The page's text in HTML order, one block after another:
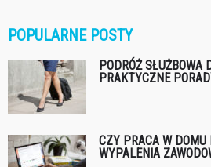
POPULARNE POSTY
PODRÓŻ SŁUŻBOWA
PRAKTYCZNE
CZY PRACA W
WYPALENIA